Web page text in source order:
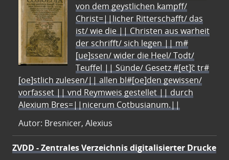
von dem geystlichen kampff/
Christ=||licher Ritterschafft/ das
ist/ wie die || Christen aus warheit
der schrifft/ sich legen || m#
[ue]ssen/ wider die Heel/ Todt/
Teuffel || Sünde/ Gesetz #[et]c̃ tr#
[oe]stlich zulesen/|| allen bl#[oe]den gewissen/
vorfasset || vnd Reymweis gestellet || durch
Alexium Bres=||nicerum Cotbusianum.||
Autor: Bresnicer, Alexius
ZVDD - Zentrales Verzeichnis digitalisierter Drucke